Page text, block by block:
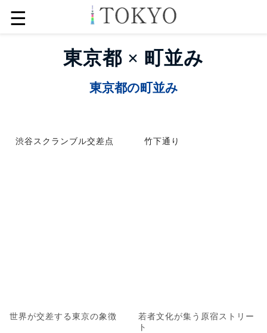
☰
東京都 × 町並み
東京都の町並み
渋谷スクランブル交差点
世界が交差する東京の象徴
竹下通り
若者文化が集う原宿ストリー
ト